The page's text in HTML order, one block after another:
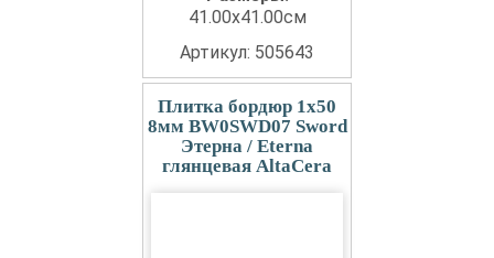
41.00x41.00см
Артикул: 505643
Плитка бордюр 1x50
8мм BW0SWD07 Sword
Этерна / Eterna
глянцевая AltaCera